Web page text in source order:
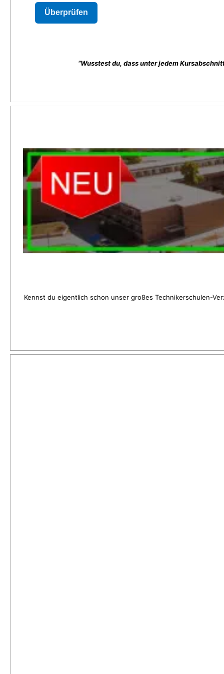
“Wusstest du, dass unter jedem
Kennst du eigentlich schon unser großes Technikerschulen-